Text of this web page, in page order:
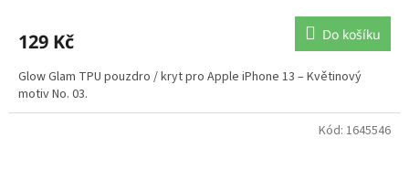
129 Kč Do košíku
Glow Glam TPU pouzdro / kryt pro Apple iPhone 13 – Květinový
motiv No. 03.
Kód: 1645546